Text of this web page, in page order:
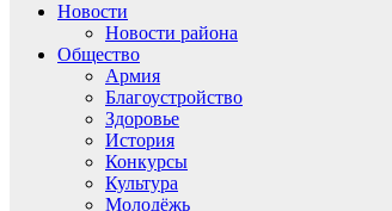
Новости
Новости района
Общество
Армия
Благоустройство
Здоровье
История
Конкурсы
Культура
Молодёжь